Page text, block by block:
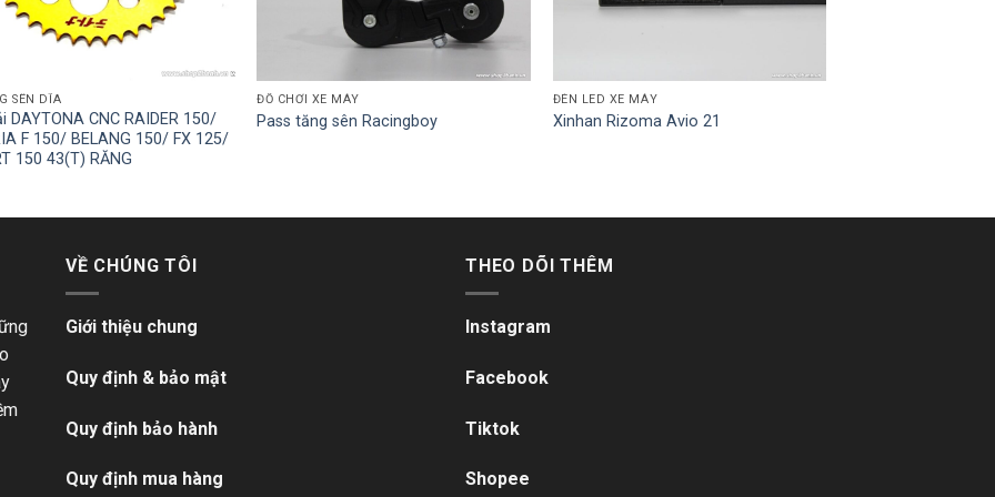
SÊN DĨA
DAYTONA CNC RAIDER 150/
F 150/ BELANG 150/ FX 125/
150 43(T) RĂNG
ĐỒ CHƠI XE MÁY
Pass tăng sên Racingboy
ĐÈN LED XE MÁY
Xinhan Rizoma Avio 21
VỀ CHÚNG TÔI
Giới thiệu chung
Quy định & bảo mật
Quy định bảo hành
Quy định mua hàng
THEO DÕI THÊM
Instagram
Facebook
Tiktok
Shopee